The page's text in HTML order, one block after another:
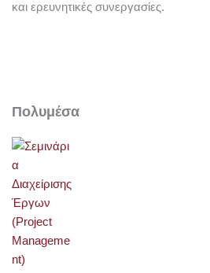
και ερευνητικές συνεργασίες.
Πολυμέσα